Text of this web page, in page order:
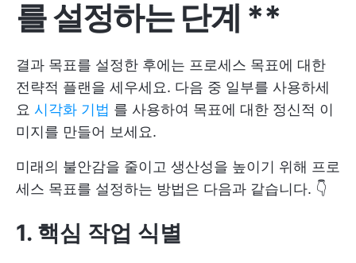
를 설정하는 단계 **
결과 목표를 설정한 후에는 프로세스 목표에 대한
전략적 플랜을 세우세요. 다음 중 일부를 사용하세
요 시각화 기법 를 사용하여 목표에 대한 정신적 이
미지를 만들어 보세요.
미래의 불안감을 줄이고 생산성을 높이기 위해 프로
세스 목표를 설정하는 방법은 다음과 같습니다. 👇
1. 핵심 작업 식별